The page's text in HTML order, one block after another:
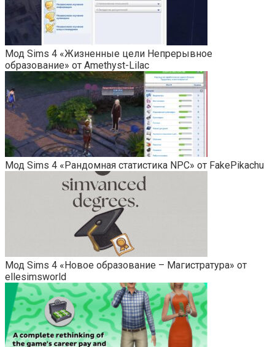
Мод Sims 4 «Жизненные цели Непрерывное
образование» от Amethyst-Lilac
Мод Sims 4 «Рандомная статистика NPC» от FakePikachu
Мод Sims 4 «Новое образование – Магистратура» от
ellesimsworld